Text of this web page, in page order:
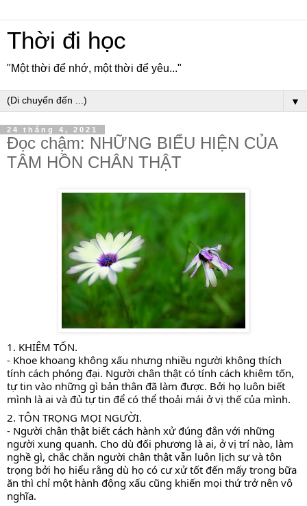
Thời đi học
"Một thời để nhớ, một thời để yêu..."
▼
24 tháng 4, 2021
Đọc chậm: NHỮNG BIỂU HIỆN CỦA
TÂM HỒN CHÂN THẬT
1. KHIÊM TỐN.
- Khoe khoang không xấu nhưng nhiều người không thích
tính cách phóng đại. Người chân thật có tính cách khiêm tốn,
tự tin vào những gì bản thân đã làm được. Bởi họ luôn biết
mình là ai và đủ tự tin để có thể thoải mái ở vị thế của mình.
2. TÔN TRỌNG MỌI NGƯỜI.
- Người chân thật biết cách hành xử đúng đắn với những
người xung quanh. Cho dù đối phương là ai, ở vị trí nào, làm
nghề gì, chắc chắn người chân thật vẫn luôn lịch sự và tôn
trọng bởi họ hiểu rằng dù họ có cư xử tốt đến mấy trong bữa
ăn thì chỉ một hành động xấu cũng khiến mọi thứ trở nên vô
nghĩa.